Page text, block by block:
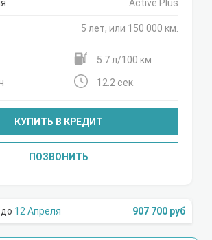
Active Plus
5 лет, или 150 000 км.
5.7 л/100 км
12.2 сек.
КУПИТЬ В КРЕДИТ
ПОЗВОНИТЬ
12 Апреля 907 700 руб